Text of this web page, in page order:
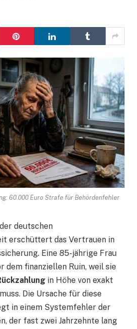
60.000 Euro Strafe für Behördenfehler
deutschen
erschüttert das Vertrauen in
Eine 85-jährige Frau
dem finanziellen Ruin, weil sie
in Höhe von exakt
Die Ursache für diese
in einem Systemfehler der
der fast zwei Jahrzehnte lang